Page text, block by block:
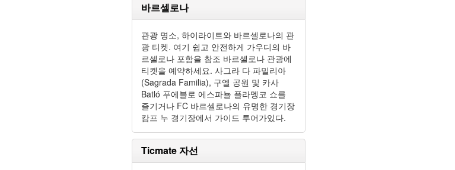
바르셀로나
관광 명​​소, 하이라이트와 바르셀로나의 관
광 티켓. 여기 쉽고 안전하게 가우디의 바
르셀로나 포함을 참조 바르셀로나 관광에
티켓을 예약하세요. 사그라 다 파밀리아
(Sagrada Familia), 구엘 공원 및 카사
Batló 푸에블로 에스파뇰 플라멩코 쇼를
즐기거나 FC 바르셀로나의 유명한 경기장
캄프 누 경기장에서 가이드 투어가있다.
Ticmate 자선